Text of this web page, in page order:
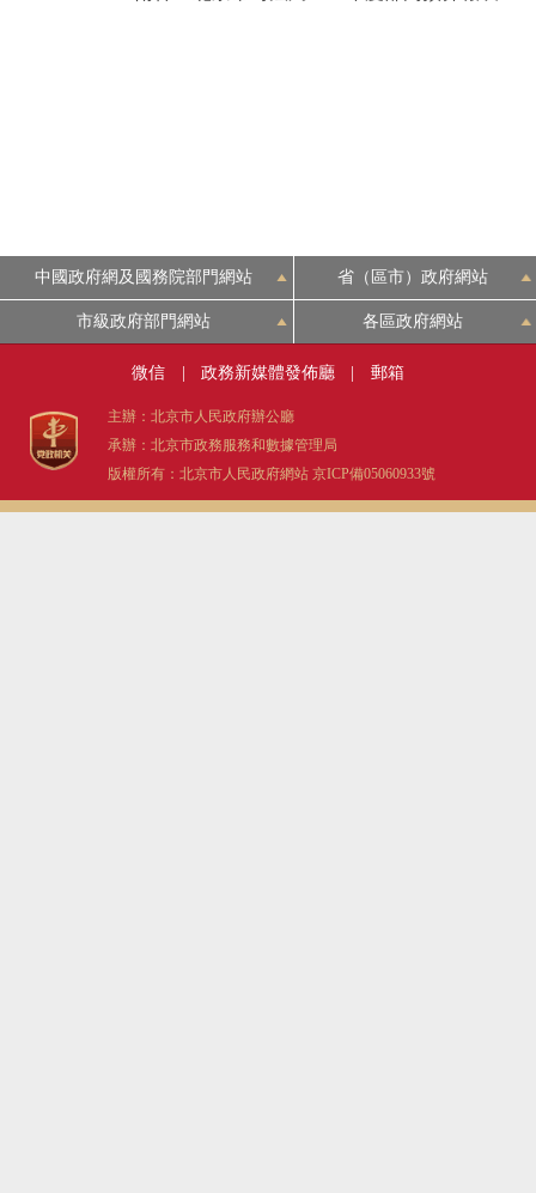
中國政府網及國務院部門網站 省（區市）政府網站
市級政府部門網站 各區政府網站
微信 政務新媒體發佈廳 郵箱
主辦：北京市人民政府辦公廳
承辦：北京市政務服務和數據管理局
版權所有：北京市人民政府網站 京ICP備05060933號